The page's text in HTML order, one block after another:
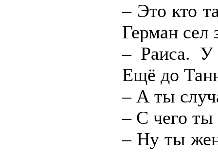
– Это кто
Герман сел
– Раиса. У
Ещё до
– А ты
– С чего ты
– Ну ты